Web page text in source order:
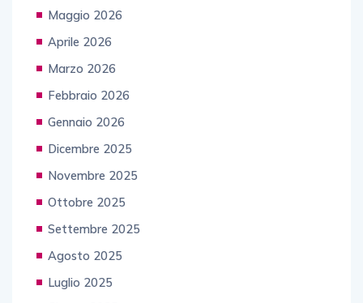
Maggio 2026
Aprile 2026
Marzo 2026
Febbraio 2026
Gennaio 2026
Dicembre 2025
Novembre 2025
Ottobre 2025
Settembre 2025
Agosto 2025
Luglio 2025